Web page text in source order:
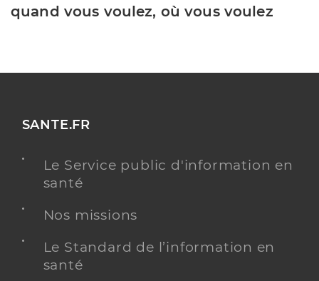
quand vous voulez, où vous voulez
SANTE.FR
Le Service public d'information en
santé
Nos missions
Le Standard de l’information en
santé